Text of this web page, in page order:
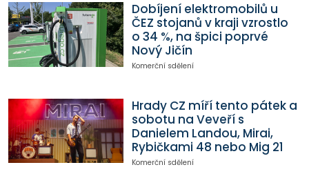
Dobíjení elektromobilů u
ČEZ stojanů v kraji vzrostlo
o 34 %, na špici poprvé
Nový Jičín
Komerční sdělení
Hrady CZ míří tento pátek a
sobotu na Veveří s
Danielem Landou, Mirai,
Rybičkami 48 nebo Mig 21
Komerční sdělení